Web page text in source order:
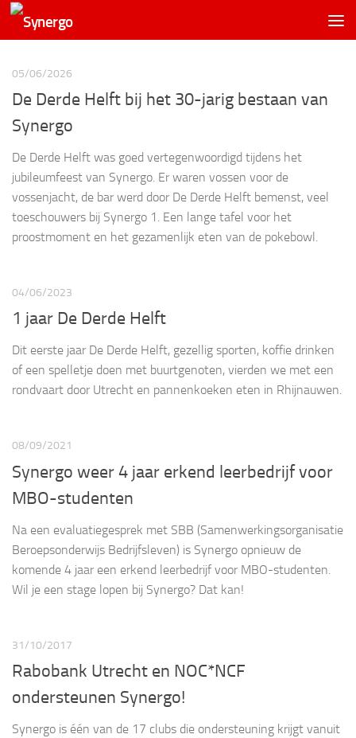
05/06/2026
De Derde Helft bij het 30-jarig bestaan van
Synergo
De Derde Helft was goed vertegenwoordigd tijdens het
jubileumfeest van Synergo. Er waren vossen voor de
vossenjacht, de bar werd door De Derde Helft bemenst, veel
toeschouwers bij Synergo 1. Een lange tafel voor het
proostmoment en het gezamenlijk eten van de pokebowl.
04/06/2023
1 jaar De Derde Helft
Dit eerste jaar De Derde Helft, gezellig sporten, koffie drinken
of een spelletje doen met buurtgenoten, vierden we met een
rondvaart door Utrecht en pannenkoeken eten in Rhijnauwen.
08/09/2021
Synergo weer 4 jaar erkend leerbedrijf voor
MBO-studenten
Na een evaluatiegesprek met SBB (Samenwerkingsorganisatie
Beroepsonderwijs Bedrijfsleven) is Synergo opnieuw de
komende 4 jaar een erkend leerbedrijf voor MBO-studenten.
Wil je een stage lopen bij Synergo? Dat kan!
31/10/2017
Rabobank Utrecht en NOC*NCF
ondersteunen Synergo!
Synergo is één van de 17 clubs die ondersteuning krijgt vanuit